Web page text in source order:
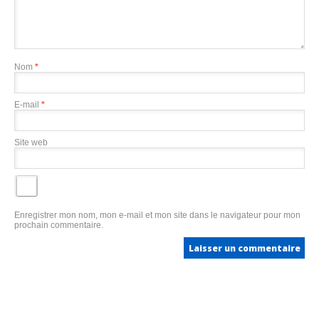
Nom *
E-mail *
Site web
Enregistrer mon nom, mon e-mail et mon site dans le navigateur pour mon
prochain commentaire.